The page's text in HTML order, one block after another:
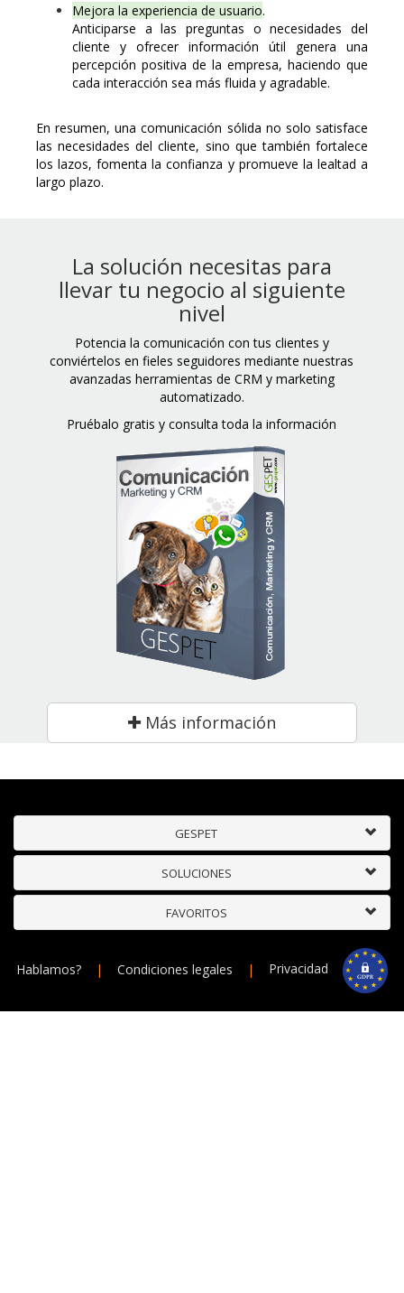
Mejora la experiencia de usuario.
Anticiparse a las preguntas o necesidades del
cliente y ofrecer información útil genera una
percepción positiva de la empresa, haciendo que
cada interacción sea más fluida y agradable.
En resumen, una comunicación sólida no solo satisface
las necesidades del cliente, sino que también fortalece
los lazos, fomenta la confianza y promueve la lealtad a
largo plazo.
La solución necesitas para
llevar tu negocio al siguiente
nivel
Potencia la comunicación con tus clientes y
conviértelos en fieles seguidores mediante nuestras
avanzadas herramientas de CRM y marketing
automatizado.
Pruébalo gratis y consulta toda la información
Más información
GESPET
SOLUCIONES
FAVORITOS
Hablamos? | Condiciones legales | Privacidad